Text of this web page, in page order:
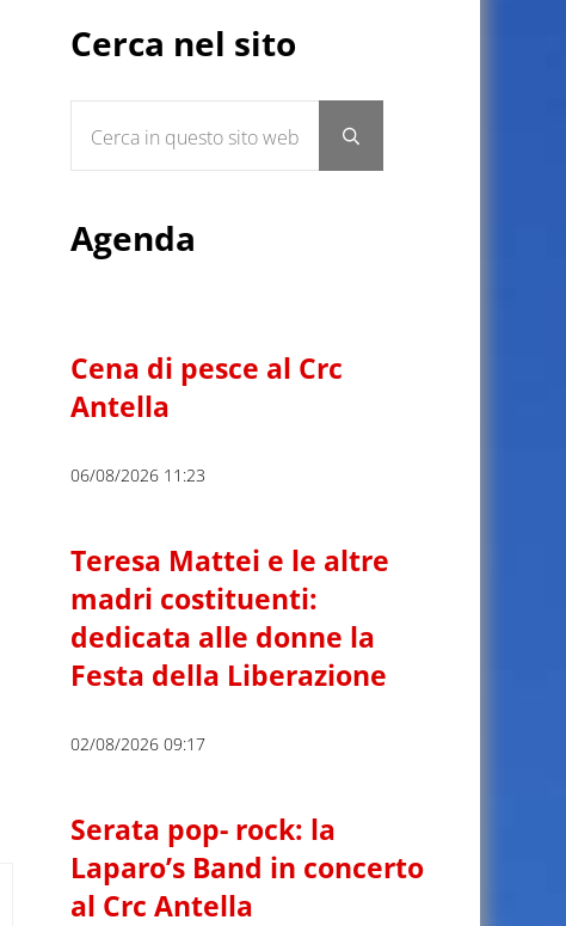
Cerca nel sito
Submit search
Agenda
Cena di pesce al Crc
Antella
06/08/2026 11:23
Teresa Mattei e le altre
madri costituenti:
dedicata alle donne la
Festa della Liberazione
02/08/2026 09:17
Serata pop- rock: la
Laparo’s Band in concerto
al Crc Antella